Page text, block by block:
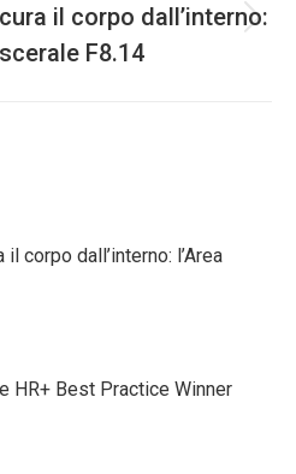
il corpo dall’interno:
F8.14
corpo dall’interno: l’Area
HR+ Best Practice Winner